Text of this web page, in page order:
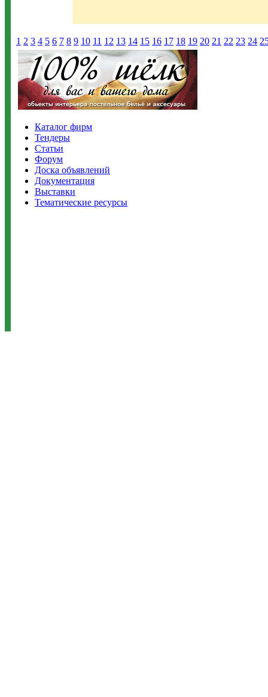
1 2 3 4 5 6 7 8 9 10 11 12 13 14 15 16 17 18 19 20 21 22 23 24
Каталог фирм
Тендеры
Статьи
Форум
Доска объявлений
Документация
Выставки
Тематические ресурсы